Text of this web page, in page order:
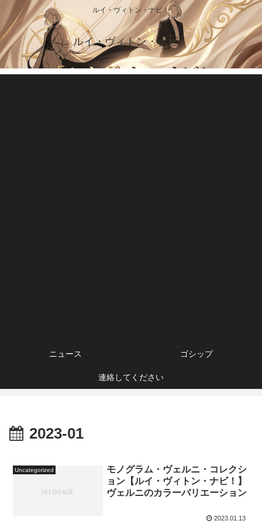
ルイ・ヴィトン・ナビ！
ルイ・ヴィトン・ナビ！
ニュース ゴシップ
連絡してください
2023-01
Uncategorized
モノグラム・ヴェルニ・コレクシ
ョン【ルイ・ヴィトン・ナビ！】
ヴェルニのカラーバリエーション
2023.01.13